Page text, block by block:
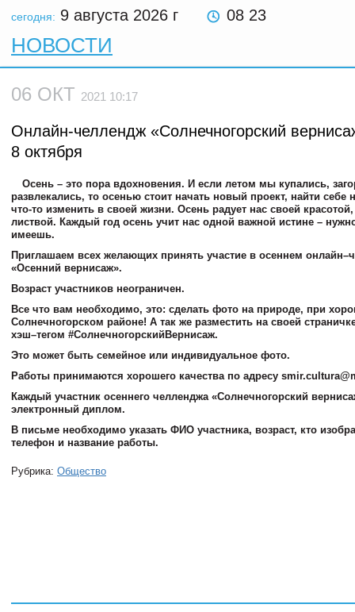
сегодня: 9 августа 2026 г 08 23
НОВОСТИ
06 ОКТ 2021 10:17
Онлайн-челлендж «Солнечногорский
8 октября
Осень – это пора вдохновения. И если летом мы купались,
развлекались, то осенью стоит начать новый проект, найти себе
что-то изменить в своей жизни. Осень радует нас своей
листвой. Каждый год осень учит нас одной важной истине –
имеешь.
Приглашаем всех желающих принять участие в осеннем
«Осенний вернисаж».
Возраст участников неограничен.
Все что вам необходимо, это: сделать фото на природе, при
Солнечногорском районе! А так же разместить на своей
хэш–тегом #СолнечногорскийВернисаж.
Это может быть семейное или индивидуальное фото.
Работы принимаются хорошего качества по адресу
Каждый участник осеннего челленджа «Солнечногорский
электронный диплом.
В письме необходимо указать ФИО участника, возраст, кто
телефон и название работы.
Рубрика: Общество